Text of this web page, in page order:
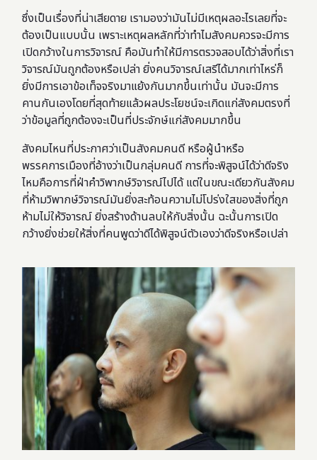
ซึ่งเป็นเรื่องที่น่าเสียดาย เรามองว่ามันไม่มีเหตุผลอะไรเลยที่จะ
ต้องเป็นแบบนั้น เพราะเหตุผลหลักที่ว่าทำไมสังคมควรจะมีการ
เปิดกว้างในการวิจารณ์ คือมันทำให้มีการตรวจสอบได้ว่าสิ่งที่เรา
วิจารณ์มันถูกต้องหรือเปล่า ยิ่งคนวิจารณ์เสรีได้มากเท่าไหร่ก็
ยิ่งมีการเอาข้อเท็จจริงมาแย้งกันมากขึ้นเท่านั้น มันจะมีการ
คานกันเองโดยที่สุดท้ายแล้วผลประโยชน์จะเกิดแก่สังคมตรงที่
ว่าข้อมูลที่ถูกต้องจะเป็นที่ประจักษ์แก่สังคมมากขึ้น
สังคมไหนที่ประกาศว่าเป็นสังคมคนดี หรือผู้นำหรือ
พรรคการเมืองที่อ้างว่าเป็นกลุ่มคนดี การที่จะพิสูจน์ได้ว่าดีจริง
ไหมคือการที่ฝ่าคำวิพากษ์วิจารณ์ไปได้ แต่ในขณะเดียวกันสังคม
ที่ห้ามวิพากษ์วิจารณ์มันยิ่งสะท้อนความไม่โปร่งใสของสิ่งที่ถูก
ห้ามไม่ให้วิจารณ์ ยิ่งสร้างด้านลบให้กับสิ่งนั้น ฉะนั้นการเปิด
กว้างยิ่งช่วยให้สิ่งที่คนพูดว่าดีได้พิสูจน์ตัวเองว่าดีจริงหรือเปล่า